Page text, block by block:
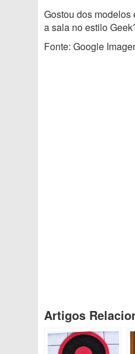
Gostou dos
a sala no estilo
Fonte: Google
Artigos